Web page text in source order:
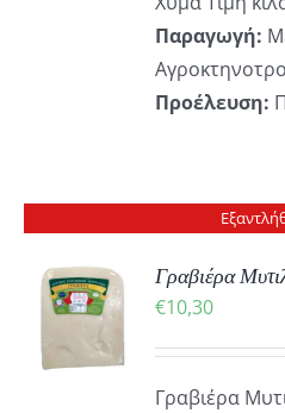
Παραγωγή:
Προέλευση:
Γραβιέρα
€10,30
Γραβιέρα